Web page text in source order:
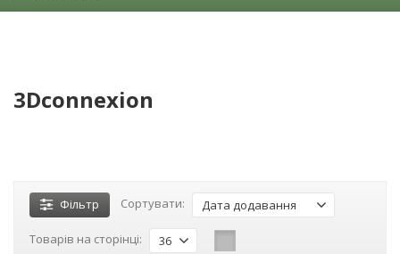
3Dconnexion
Фільтр Сортувати: Дата додавання
Товарів на сторінці: 36